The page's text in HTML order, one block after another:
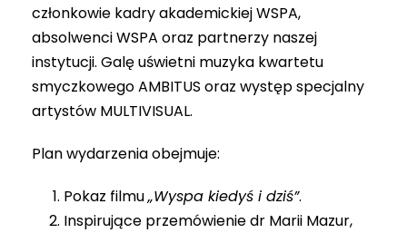
członkowie kadry akademickiej WSPA,
absolwenci WSPA oraz partnerzy naszej
instytucji. Galę uświetni muzyka kwartetu
smyczkowego AMBITUS oraz występ specjalny
artystów MULTIVISUAL.
Plan wydarzenia obejmuje:
Pokaz filmu„Wyspa kiedyś i dziś”.
Inspirujące przemówienie dr Marii Mazur,